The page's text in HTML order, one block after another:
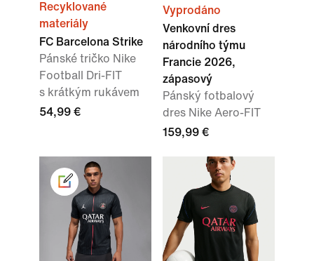
Recyklované
materiály
FC Barcelona Strike
Pánské tričko Nike
Football Dri-FIT
s krátkým rukávem
54,99 €
Vyprodáno
Venkovní dres
národního týmu
Francie 2026,
zápasový
Pánský fotbalový
dres Nike Aero-FIT
159,99 €